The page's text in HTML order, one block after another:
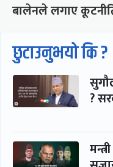
बालेनले लगाए
छुटाउनुभयो कि ?
?